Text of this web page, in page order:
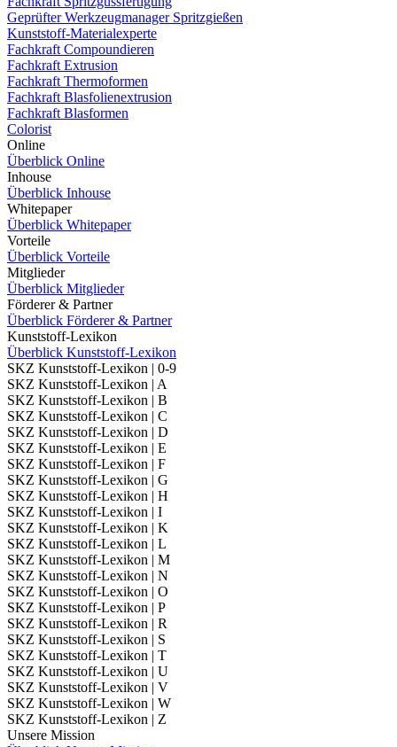
Geprüfter Werkzeugmanager Spritzgießen
Kunststoff-Materialexperte
Fachkraft Compoundieren
Fachkraft Extrusion
Fachkraft Thermoformen
Fachkraft Blasfolienextrusion
Fachkraft Blasformen
Colorist
Online
Überblick Online
Inhouse
Überblick Inhouse
Whitepaper
Überblick Whitepaper
Vorteile
Überblick Vorteile
Mitglieder
Überblick Mitglieder
Förderer & Partner
Überblick Förderer & Partner
Kunststoff-Lexikon
Überblick Kunststoff-Lexikon
SKZ Kunststoff-Lexikon | 0-9
SKZ Kunststoff-Lexikon | A
SKZ Kunststoff-Lexikon | B
SKZ Kunststoff-Lexikon | C
SKZ Kunststoff-Lexikon | D
SKZ Kunststoff-Lexikon | E
SKZ Kunststoff-Lexikon | F
SKZ Kunststoff-Lexikon | G
SKZ Kunststoff-Lexikon | H
SKZ Kunststoff-Lexikon | I
SKZ Kunststoff-Lexikon | K
SKZ Kunststoff-Lexikon | L
SKZ Kunststoff-Lexikon | M
SKZ Kunststoff-Lexikon | N
SKZ Kunststoff-Lexikon | O
SKZ Kunststoff-Lexikon | P
SKZ Kunststoff-Lexikon | R
SKZ Kunststoff-Lexikon | S
SKZ Kunststoff-Lexikon | T
SKZ Kunststoff-Lexikon | U
SKZ Kunststoff-Lexikon | V
SKZ Kunststoff-Lexikon | W
SKZ Kunststoff-Lexikon | Z
Unsere Mission